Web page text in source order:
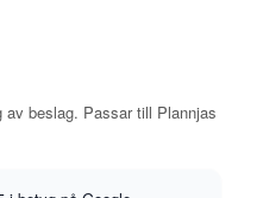
beslag. Passar till Plannjas